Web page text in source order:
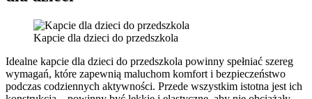
Kapcie dla dzieci do przedszkola
Idealne kapcie dla dzieci do przedszkola powinny spełniać szereg
wymagań, które zapewnią maluchom komfort i bezpieczeństwo
podczas codziennych aktywności. Przede wszystkim istotna jest ich